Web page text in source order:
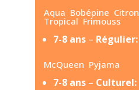
Aqua Bobépine Citron
Tropical Frimouss
7-8 ans – Régulier:
McQueen Pyjama
7-8 ans – Culturel: